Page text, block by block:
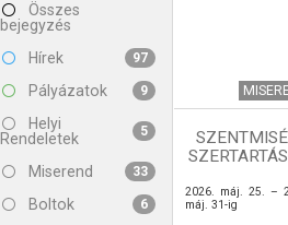
Összes
bejegyzés
Hírek
97
Pályázatok 9
Helyi
Rendeletek
5
Miserend 33
Boltok 6
2026. máj. 25. –
máj. 31-ig